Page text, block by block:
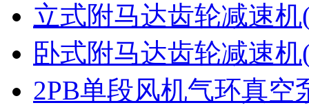
立式附马达齿轮减速机
卧式附马达齿轮减速机
2PB单段风机气环真空